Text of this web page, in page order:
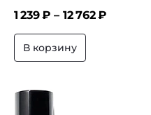
1 239₽ – 12 762₽
В корзину